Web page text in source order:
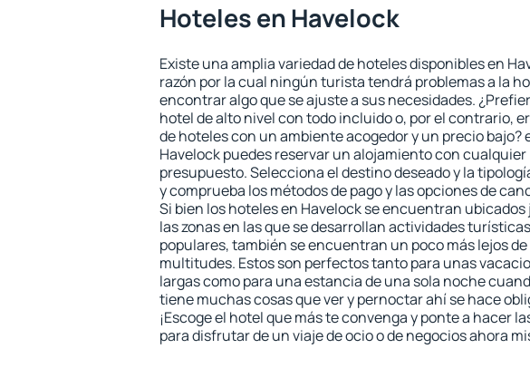
Hoteles en Havelock
Existe una amplia variedad de hoteles disponibles en
razón por la cual ningún turista tendrá problemas a la
encontrar algo que se ajuste a sus necesidades.
hotel de alto nivel con todo incluido o, por el contrario,
de hoteles con un ambiente acogedor y un precio bajo?
Havelock puedes reservar un alojamiento con cualquier
presupuesto. Selecciona el destino deseado y la
y comprueba los métodos de pago y las opciones de
Si bien los hoteles en Havelock se encuentran ubicados
las zonas en las que se desarrollan actividades turísticas
populares, también se encuentran un poco más lejos de
multitudes. Estos son perfectos tanto para unas
largas como para una estancia de una sola noche
tiene muchas cosas que ver y pernoctar ahí se hace
¡Escoge el hotel que más te convenga y ponte a hacer
para disfrutar de un viaje de ocio o de negocios ahora